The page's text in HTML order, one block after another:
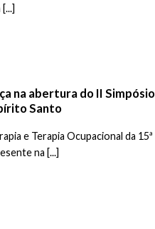
na abertura do II Simpósio
Santo
e Terapia Ocupacional da 15ª
na [...]